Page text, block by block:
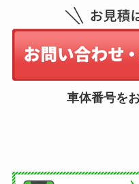
車体番号を